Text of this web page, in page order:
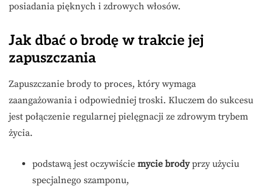
posiadania pięknych i zdrowych włosów.
Jak dbać o brodę w trakcie jej
zapuszczania
Zapuszczanie brody to proces, który wymaga
zaangażowania i odpowiedniej troski. Kluczem do sukcesu
jest połączenie regularnej pielęgnacji ze zdrowym trybem
życia.
podstawą jest oczywiście mycie brodyprzy użyciu
specjalnego szamponu,